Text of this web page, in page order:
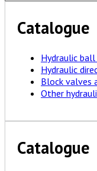
Catalogue
Hydraulic
Hydraulic
Block valves
Other
Catalogue